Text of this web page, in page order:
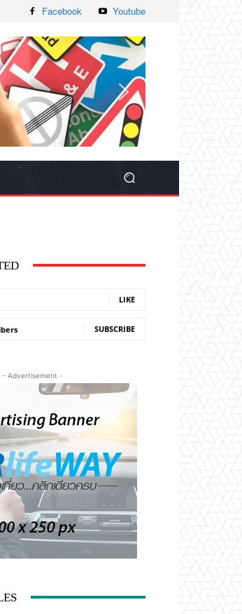
Facebook Youtube
LIKE
SUBSCRIBE
- Advertisement -